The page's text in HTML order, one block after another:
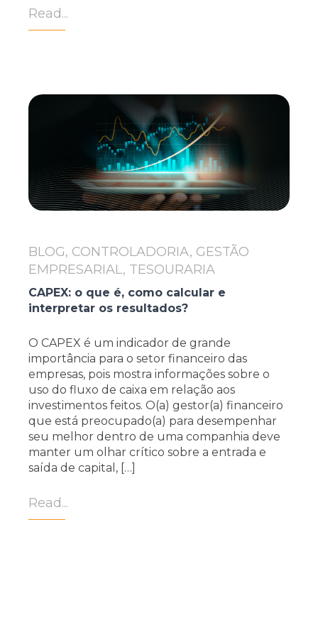
Read...
BLOG, CONTROLADORIA, GESTÃO
EMPRESARIAL, TESOURARIA
CAPEX: o que é, como calcular e
interpretar os resultados?
O CAPEX é um indicador de grande
importância para o setor financeiro das
empresas, pois mostra informações sobre o
uso do fluxo de caixa em relação aos
investimentos feitos. O(a) gestor(a) financeiro
que está preocupado(a) para desempenhar
seu melhor dentro de uma companhia deve
manter um olhar crítico sobre a entrada e
saída de capital, […]
Read...